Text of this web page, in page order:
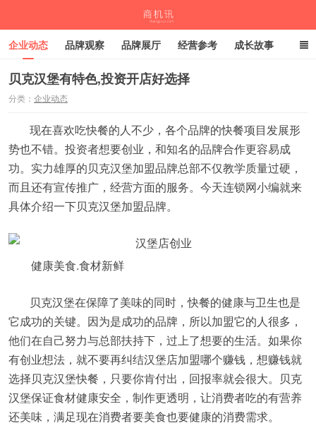
企业动态 品牌观察 品牌展厅 经营参考 成长故事
深度观察 伙伴计划
贝克汉堡有特色,投资开店好选择
分类： 企业动态
现在喜欢吃快餐的人不少，各个品牌的快餐项目发展形
势也不错。投资者想要创业，和知名的品牌合作更容易成
功。实力雄厚的贝克汉堡加盟品牌总部不仅教学质量过硬，
而且还有宣传推广，经营方面的服务。今天连锁网小编就来
具体介绍一下贝克汉堡加盟品牌。
健康美食.食材新鲜
贝克汉堡在保障了美味的同时，快餐的健康与卫生也是
它成功的关键。因为是成功的品牌，所以加盟它的人很多，
他们在自己努力与总部扶持下，过上了想要的生活。如果你
有创业想法，就不要再纠结汉堡店加盟哪个赚钱，想赚钱就
选择贝克汉堡快餐，只要你肯付出，回报率就会很大。贝克
汉堡保证食材健康安全，制作更透明，让消费者吃的有营养
还美味，满足现在消费者要美食也要健康的消费需求。